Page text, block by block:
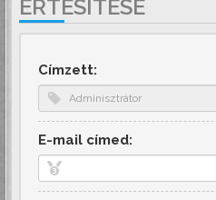
ÉRTESÍTÉSE
Címzett:
E-mail címed: